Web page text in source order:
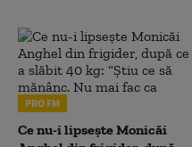
PRO FM
Ce nu-i lipsește Monicăi